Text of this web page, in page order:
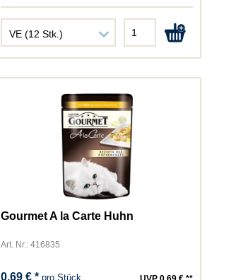
Gourmet A la Carte Huhn
Art. Nr.: 416835
0,69 € *pro Stück